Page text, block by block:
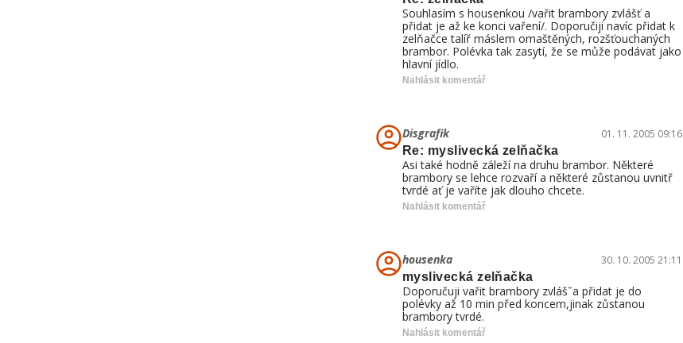
Souhlasím s housenkou /vařit brambory zvlášť a
přidat je až ke konci vaření/. Doporučiji navíc přidat k
zelňačce talíř máslem omaštěných, rozšťouchaných
brambor. Polévka tak zasytí, že se může podávat jako
hlavní jídlo.
Nahlásit komentář
Disgrafik
01. 11. 2005 09:16
Re: myslivecká zelňačka
Asi také hodně záleží na druhu brambor. Některé
brambory se lehce rozvaří a některé zůstanou uvnitř
tvrdé ať je vaříte jak dlouho chcete.
Nahlásit komentář
housenka
30. 10. 2005 21:11
myslivecká zelňačka
Doporučuji vařit brambory zvlášˇa přidat je do
polévky až 10 min před koncem,jinak zůstanou
brambory tvrdé.
Nahlásit komentář